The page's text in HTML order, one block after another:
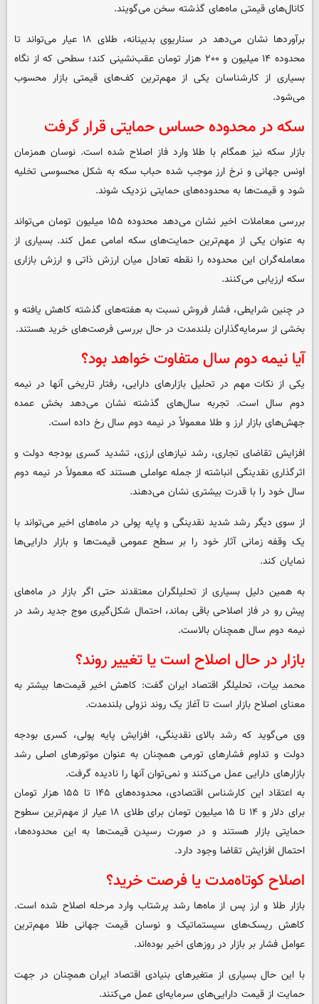
کانال‌های قیمتی ماه‌های گذشته سخن می‌گویند.
برآوردها نشان می‌دهد در سناریوی بدبینانه، طلای ۱۸ عیار می‌تواند تا
محدوده ۱۴ میلیون و ۲۰۰ هزار تومان عقب‌نشینی کند؛ سطحی که از نگاه
بسیاری از کارشناسان یکی از مهم‌ترین کف‌های قیمتی بازار محسوب
می‌شود.
سکه در محدوده حساس حمایتی قرار گرفت
بازار سکه نیز همگام با طلا وارد فاز اصلاح شده است. نوسان همزمان
اونس جهانی و نرخ ارز موجب شده حباب سکه به شکل محسوسی تخلیه
شود و قیمت‌ها به محدوده‌های حمایتی نزدیک شوند.
بررسی معاملات اخیر نشان می‌دهد محدوده ۱۵۵ میلیون تومان می‌تواند
به عنوان یکی از مهم‌ترین حمایت‌های سکه امامی عمل کند. بسیاری از
معامله‌گران این محدوده را نقطه تعادل میان ارزش ذاتی و ارزش بازاری
سکه ارزیابی می‌کنند.
در چنین شرایطی، فشار فروش نسبت به هفته‌های گذشته کاهش یافته و
بخشی از سرمایه‌گذاران بلندمدت در حال بررسی فرصت‌های خرید هستند.
آیا نیمه دوم سال متفاوت خواهد بود؟
یکی از نکات مهم در تحلیل بازارهای دارایی، رفتار تاریخی آنها در نیمه
دوم سال است. تجربه سال‌های گذشته نشان می‌دهد بخش عمده
جهش‌های بازار ارز و طلا معمولاً در نیمه دوم سال رخ داده است.
افزایش تقاضای تجاری، رشد نیازهای ارزی، تشدید کسری بودجه دولت و
اثرگذاری نقدینگی انباشته از جمله عواملی هستند که معمولاً در نیمه دوم
سال خود را با قدرت بیشتری نشان می‌دهند.
از سوی دیگر رشد شدید نقدینگی و پایه پولی در ماه‌های اخیر می‌تواند با
یک وقفه زمانی آثار خود را بر سطح عمومی قیمت‌ها و بازار دارایی‌ها
نمایان کند.
به همین دلیل بسیاری از تحلیلگران معتقدند حتی اگر بازار در ماه‌های
پیش رو در فاز اصلاحی باقی بماند، احتمال شکل‌گیری موج جدید رشد در
نیمه دوم سال همچنان بالاست.
بازار در حال اصلاح است یا تغییر روند؟
محمد بیات، تحلیلگر اقتصاد ایران گفت: کاهش اخیر قیمت‌ها بیشتر به
معنای اصلاح بازار است تا آغاز یک روند نزولی بلندمدت.
وی می‌گوید که رشد بالای نقدینگی، افزایش پایه پولی، کسری بودجه
دولت و تداوم فشارهای تورمی همچنان به عنوان موتورهای اصلی رشد
بازارهای دارایی عمل می‌کنند و نمی‌توان آنها را نادیده گرفت.
به اعتقاد این کارشناس اقتصادی، محدوده‌های ۱۴۵ تا ۱۵۵ هزار تومان
برای دلار و ۱۴ تا ۱۵ میلیون تومان برای طلای ۱۸ عیار از مهم‌ترین سطوح
حمایتی بازار هستند و در صورت رسیدن قیمت‌ها به این محدوده‌ها،
احتمال افزایش تقاضا وجود دارد.
اصلاح کوتاه‌مدت یا فرصت خرید؟
بازار طلا و ارز پس از ماه‌ها رشد پرشتاب وارد مرحله اصلاح شده است.
کاهش ریسک‌های سیستماتیک و نوسان قیمت جهانی طلا مهم‌ترین
عوامل فشار بر بازار در روزهای اخیر بوده‌اند.
با این حال بسیاری از متغیرهای بنیادی اقتصاد ایران همچنان در جهت
حمایت از قیمت دارایی‌های سرمایه‌ای عمل می‌کنند.